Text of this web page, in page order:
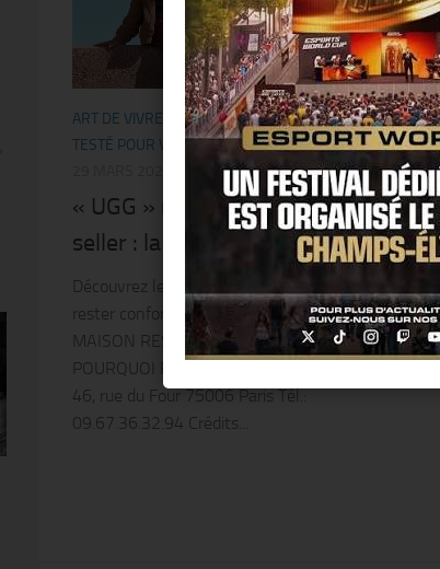
ART DE VIVRE BUSINESS/MODE/NOUS AVONS
TESTÉ POUR VOUS.../RESTEZ CHEZ SOI
« UGG » réinvente son best-
seller : la mule « Oh Yeah » !!
Découvrez les styles « UGG »du moment pour
rester confort à la maison !! RESTEZ À LA
MAISON RESTEZ CLASSIQUE…CHEZ SOI
POURQUOI NE PAS ESSAYER… UGG PARIS
46, rue du Four 75006 Paris Tél.:
09.67.36.32.94 Crédits...